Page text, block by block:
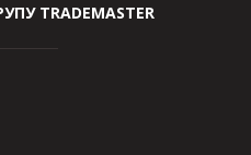
TRADEMASTER